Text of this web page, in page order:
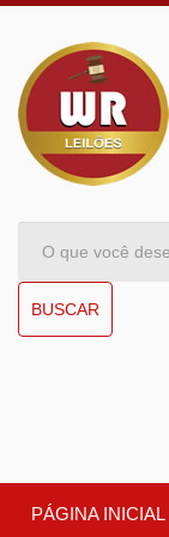
BUSCAR
PÁGINA INICIAL